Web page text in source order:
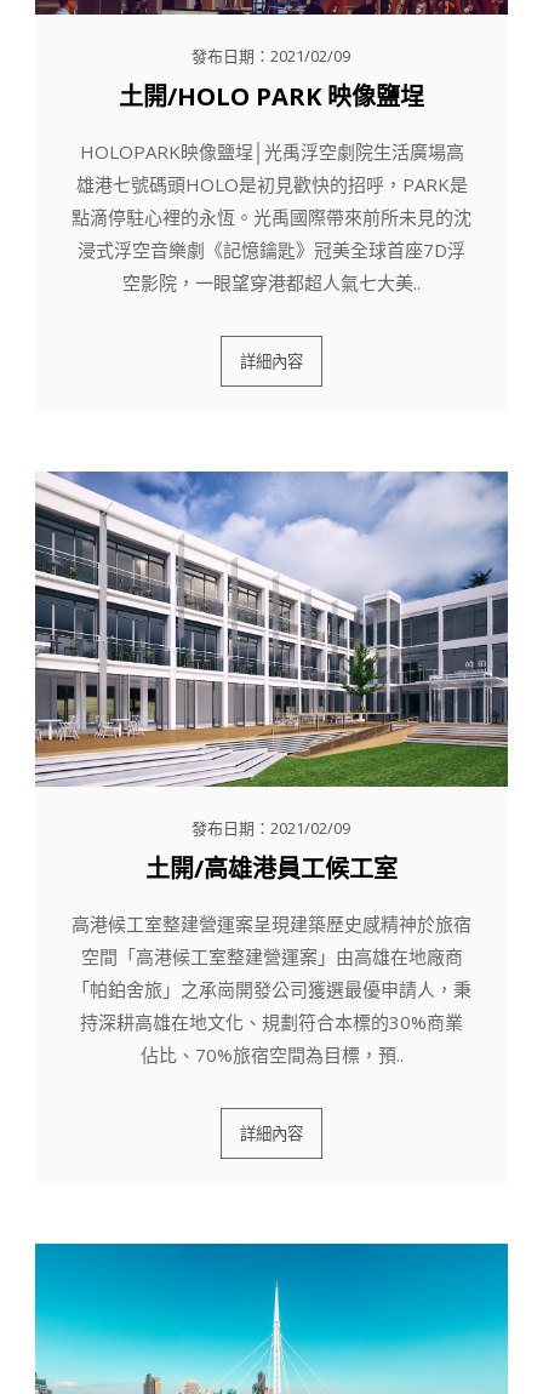
發布日期：2021/02/09
土開/HOLO PARK 映像鹽埕
HOLOPARK映像鹽埕│光禹浮空劇院生活廣場高
雄港七號碼頭HOLO是初見歡快的招呼，PARK是
點滴停駐心裡的永恆。光禹國際帶來前所未見的沈
浸式浮空音樂劇《記憶鑰匙》冠美全球首座7D浮
空影院，一眼望穿港都超人氣七大美..
詳細內容
發布日期：2021/02/09
土開/高雄港員工候工室
高港候工室整建營運案呈現建築歷史感精神於旅宿
空間「高港候工室整建營運案」由高雄在地廠商
「帕鉑舍旅」之承崗開發公司獲選最優申請人，秉
持深耕高雄在地文化、規劃符合本標的30%商業
佔比、70%旅宿空間為目標，預..
詳細內容